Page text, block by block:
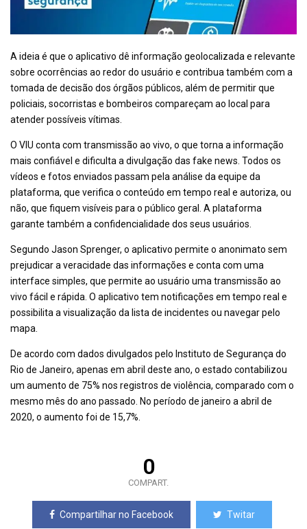
A ideia é que o aplicativo dê informação geolocalizada e relevante
sobre ocorrências ao redor do usuário e contribua também com a
tomada de decisão dos órgãos públicos, além de permitir que
policiais, socorristas e bombeiros compareçam ao local para
atender possíveis vítimas.
O VIU conta com transmissão ao vivo, o que torna a informação
mais confiável e dificulta a divulgação das fake news. Todos os
vídeos e fotos enviados passam pela análise da equipe da
plataforma, que verifica o conteúdo em tempo real e autoriza, ou
não, que fiquem visíveis para o público geral. A plataforma
garante também a confidencialidade dos seus usuários.
Segundo Jason Sprenger, o aplicativo permite o anonimato sem
prejudicar a veracidade das informações e conta com uma
interface simples, que permite ao usuário uma transmissão ao
vivo fácil e rápida. O aplicativo tem notificações em tempo real e
possibilita a visualização da lista de incidentes ou navegar pelo
mapa.
De acordo com dados divulgados pelo Instituto de Segurança do
Rio de Janeiro, apenas em abril deste ano, o estado contabilizou
um aumento de 75% nos registros de violência, comparado com o
mesmo mês do ano passado. No período de janeiro a abril de
2020, o aumento foi de 15,7%.
0
COMPART.
Compartilhar no Facebook Twitar